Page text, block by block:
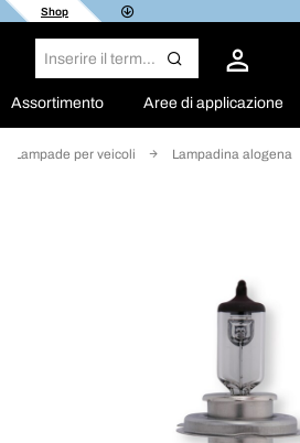
Shop
Assortimento Aree di applicazione
Lampade per veicoli Lampadina alogena